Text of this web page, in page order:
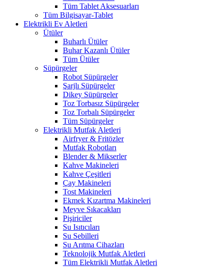
Tüm Tablet Aksesuarları
Tüm Bilgisayar-Tablet
Elektrikli Ev Aletleri
Ütüler
Buharlı Ütüler
Buhar Kazanlı Ütüler
Tüm Ütüler
Süpürgeler
Robot Süpürgeler
Şarjlı Süpürgeler
Dikey Süpürgeler
Toz Torbasız Süpürgeler
Toz Torbalı Süpürgeler
Tüm Süpürgeler
Elektrikli Mutfak Aletleri
Airfryer & Fritözler
Mutfak Robotları
Blender & Mikserler
Kahve Makineleri
Kahve Çeşitleri
Çay Makineleri
Tost Makineleri
Ekmek Kızartma Makineleri
Meyve Sıkacakları
Pişiriciler
Su Isıtıcıları
Su Sebilleri
Su Arıtma Cihazları
Teknolojik Mutfak Aletleri
Tüm Elektrikli Mutfak Aletleri